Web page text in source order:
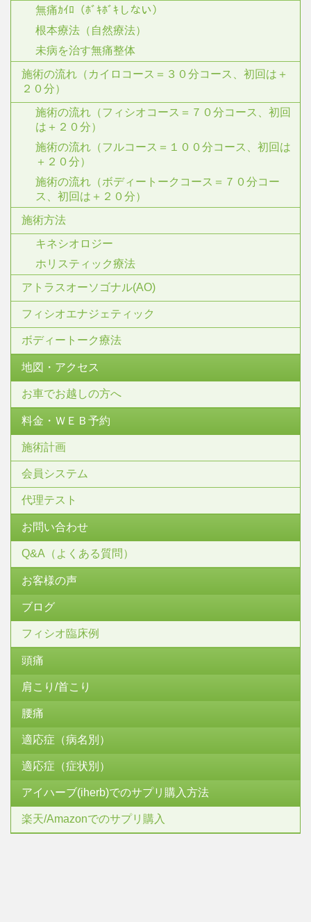
無痛ｶｲﾛ（ﾎﾞｷﾎﾞｷしない）
根本療法（自然療法）
未病を治す無痛整体
施術の流れ（カイロコース＝３０分コース、初回は＋
２０分）
施術の流れ（フィシオコース＝７０分コース、初回
は＋２０分）
施術の流れ（フルコース＝１００分コース、初回は
＋２０分）
施術の流れ（ボディートークコース＝７０分コー
ス、初回は＋２０分）
施術方法
キネシオロジー
ホリスティック療法
アトラスオーソゴナル(AO)
フィシオエナジェティック
ボディートーク療法
地図・アクセス
お車でお越しの方へ
料金・ＷＥＢ予約
施術計画
会員システム
代理テスト
お問い合わせ
Q&A（よくある質問）
お客様の声
ブログ
フィシオ臨床例
頭痛
肩こり/首こり
腰痛
適応症（病名別）
適応症（症状別）
アイハーブ(iherb)でのサプリ購入方法
楽天/Amazonでのサプリ購入